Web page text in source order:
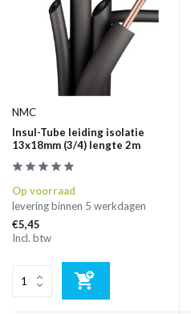
NMC
Insul-Tube leiding isolatie
13x18mm (3/4) lengte 2m
Op voorraad
levering binnen 5 werkdagen
€5,45
Incl. btw